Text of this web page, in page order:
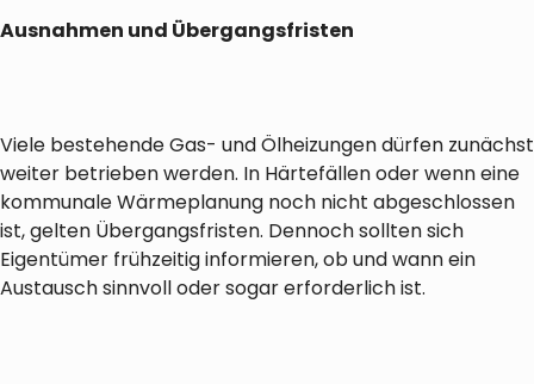
Ausnahmen und Übergangsfristen
Viele bestehende Gas- und Ölheizungen dürfen zunächst
weiter betrieben werden. In Härtefällen oder wenn eine
kommunale Wärmeplanung noch nicht abgeschlossen
ist, gelten Übergangsfristen. Dennoch sollten sich
Eigentümer frühzeitig informieren, ob und wann ein
Austausch sinnvoll oder sogar erforderlich ist.